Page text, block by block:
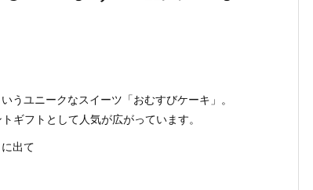
うユニークなスイーツ「おむすびケーキ」。
ギフトとして人気が広がっています。
出て